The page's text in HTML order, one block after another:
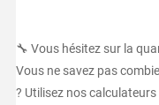
🔧 Vous hésitez sur la
Vous ne savez pas
? Utilisez nos